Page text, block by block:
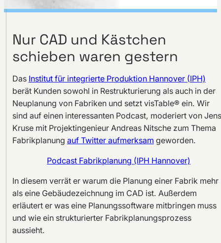
Nur CAD und Kästchen
schieben waren gestern
Das Institut für integrierte Produktion Hannover (IPH)
berät Kunden sowohl in Restrukturierung als auch in der
Neuplanung von Fabriken und setzt visTable® ein. Wir
sind auf einen interessanten Podcast, moderiert von Jens
Kruse mit Projektingenieur Andreas Nitsche zum Thema
Fabrikplanung auf Twitter aufmerksam geworden.
Podcast Fabrikplanung (IPH Hannover)
In diesem verrät er warum die Planung einer Fabrik mehr
als eine Gebäudezeichnung im CAD ist. Außerdem
erläutert er was eine Planungssoftware mitbringen muss
und wie ein strukturierter Fabrikplanungsprozess
aussieht.